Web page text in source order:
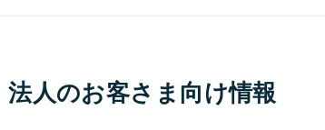
法人のお客さま向け情報